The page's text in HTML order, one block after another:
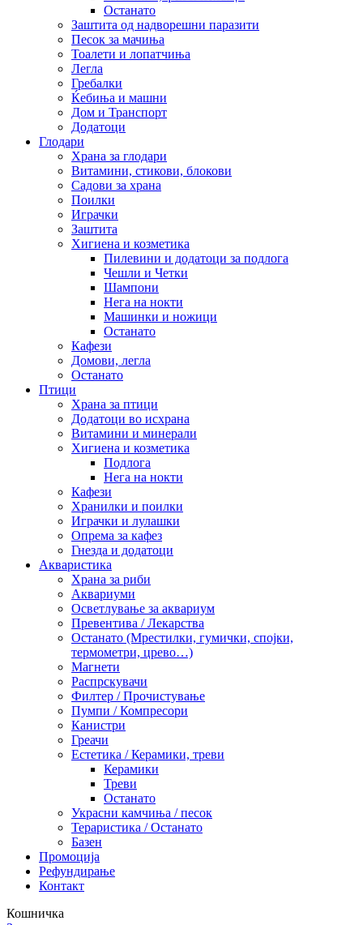
Останато
Заштита од надворешни паразити
Песок за мачиња
Тоалети и лопатчиња
Легла
Гребалки
Ќебиња и машни
Дом и Транспорт
Додатоци
Глодари
Храна за глодари
Витамини, стикови, блокови
Садови за храна
Поилки
Играчки
Заштита
Хигиена и козметика
Пилевини и додатоци за подлога
Чешли и Четки
Шампони
Нега на нокти
Машинки и ножици
Останато
Кафези
Домови, легла
Останато
Птици
Храна за птици
Додатоци во исхрана
Витамини и минерали
Хигиена и козметика
Подлога
Нега на нокти
Кафези
Хранилки и поилки
Играчки и лулашки
Опрема за кафез
Гнезда и додатоци
Акваристика
Храна за риби
Аквариуми
Осветлување за аквариум
Превентива / Лекарства
Останато (Мрестилки, гумички, спојки,
термометри, црево…)
Магнети
Распрскувачи
Филтер / Прочистување
Пумпи / Компресори
Канистри
Греачи
Естетика / Керамики, треви
Керамики
Треви
Останато
Украсни камчиња / песок
Тераристика / Останато
Базен
Промоција
Рефундирање
Контакт
Кошничка